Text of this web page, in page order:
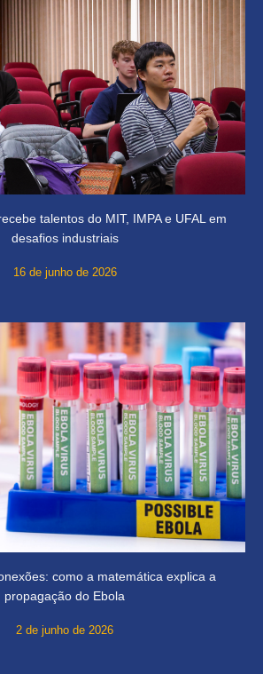
talentos do MIT, IMPA e UFAL em
desafios industriais
16 de junho de 2026
como a matemática explica a
propagação do Ebola
2 de junho de 2026